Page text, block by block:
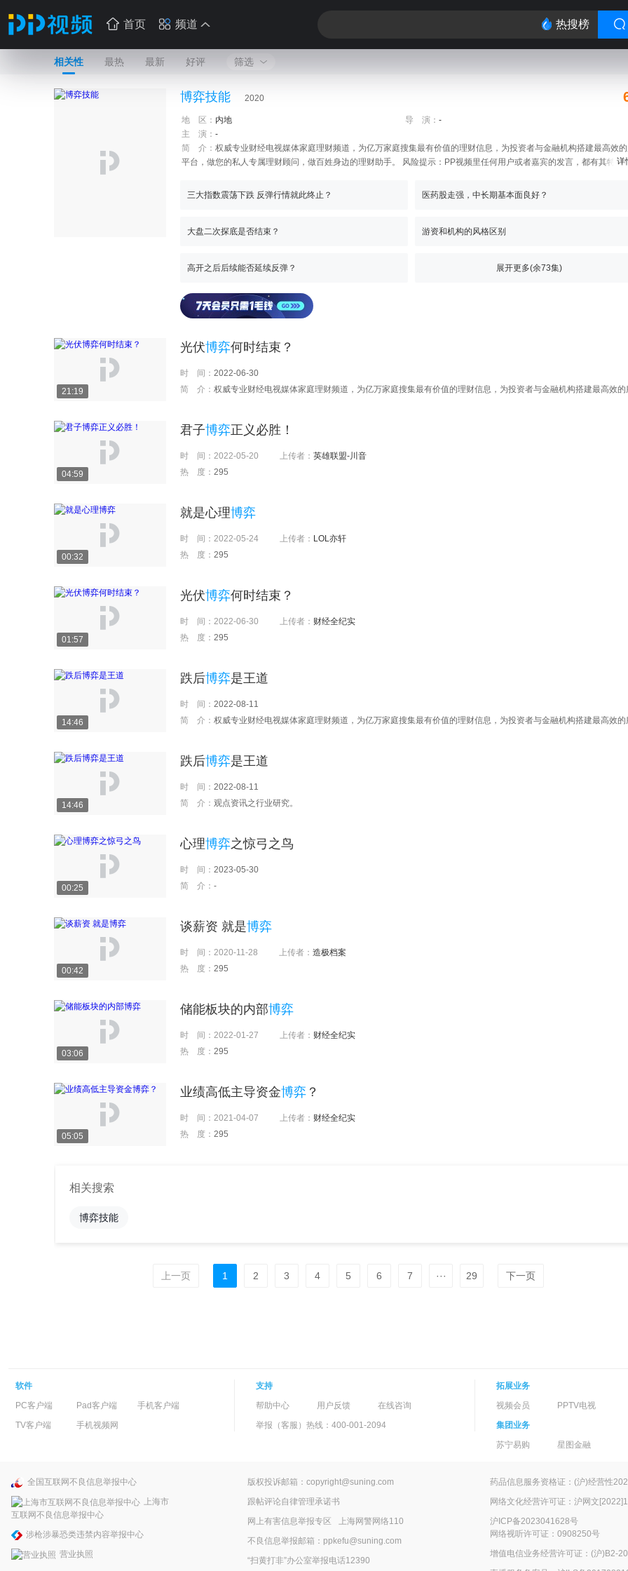
首页 频道 热搜榜
相关性 最热 最新 好评 筛选
博弈技能 2020
地 区： 内地 导 演： -
主 演： -
简 介： 权威专业财经电视媒体家庭理财频道，为亿万家庭搜集最有价值的理财信息，为投资者与金融机构搭建最高效
平台，做您的私人专属理财顾问，做百姓身边的理财助手。 风险提示：PP视频里任何用户或者嘉宾的发言，都有其特定
详
三大指数震荡下跌 反弹行情就此终止？ 医药股走强，中长期基本面良好？
大盘二次探底是否结束？ 游资和机构的风格区别
高开之后后续能否延续反弹？ 展开更多(余73集)
21:19
光伏博弈何时结束？
时 间： 2022-06-30
简 介： 权威专业财经电视媒体家庭理财频道，为亿万家庭搜集最有价值的理财信息，为投资者与金融机构搭建最高效的服务平台，做您的私人专属理财顾问，做百姓身边的理财助手。 风险提示：PP视频里任何用户或者嘉宾的发言，都有其特定立场，仅代表其个人观点。与本网站立场无关，不对您构成任何投资建议，据此操作风险
04:59
君子博弈正义必胜！
时 间： 2022-05-20 上传者： 英雄联盟-川音
热 度： 295
00:32
就是心理博弈
时 间： 2022-05-24 上传者： LOL亦轩
热 度： 295
01:57
光伏博弈何时结束？
时 间： 2022-06-30 上传者： 财经全纪实
热 度： 295
14:46
跌后博弈是王道
时 间： 2022-08-11
简 介： 权威专业财经电视媒体家庭理财频道，为亿万家庭搜集最有价值的理财信息，为投资者与金融机构搭建最高效的服务平台，做您的私人专属理财顾问，做百姓身边的理财助手。 风险提示：PP视频里任何用户或者嘉宾的发言，都有其特定立场，仅代表其个人观点。与本网站立场无关，不对您构成任何投资建议，据此操作风险
14:46
跌后博弈是王道
时 间： 2022-08-11
简 介： 观点资讯之行业研究。
00:25
心理博弈之惊弓之鸟
时 间： 2023-05-30
简 介： -
00:42
谈薪资 就是博弈
时 间： 2020-11-28 上传者： 造极档案
热 度： 295
03:06
储能板块的内部博弈
时 间： 2022-01-27 上传者： 财经全纪实
热 度： 295
05:05
业绩高低主导资金博弈 ？
时 间： 2021-04-07 上传者： 财经全纪实
热 度： 295
相关搜索
博弈技能
上一页 1 2 3 4 5 6 7 ··· 29 下一页
软件
PC客户端
Pad客户端
手机客户端
TV客户端
手机视频网
支持
帮助中心
用户反馈
在线咨询
举报（客服）热线：400-001-2094
拓展业务
视频会员
PPTV电视
集团业务
苏宁易购
星图金融
全国互联网不良信息举报中心
上海市
互联网不良信息举报中心
涉枪涉暴恐类违禁内容举报中心
营业执照
版权投诉邮箱：copyright@suning.com
跟帖评论自律管理承诺书
网上有害信息举报专区
上海网警网络110
不良信息举报邮箱：ppkefu@suning.com
“扫黄打非”办公室举报电话12390
药品信息服务资格证：(沪)经营性
网络文化经营许可证：沪网文
沪ICP备2023041628号
网络视听许可证：0908250号
增值电信业务经营许可证：(沪)B2-